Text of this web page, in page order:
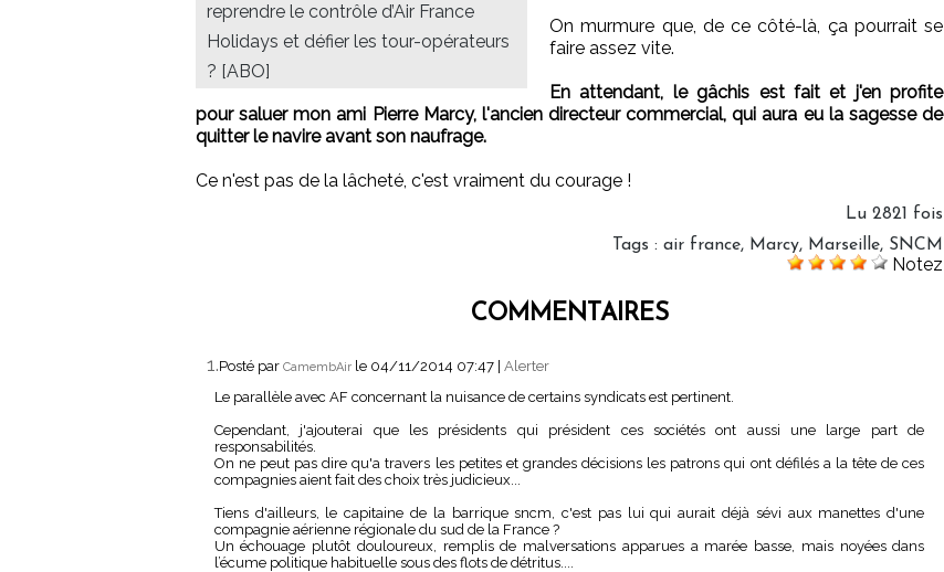
reprendre le contrôle d’Air France
Holidays et défier les tour-opérateurs
? [ABO]
On murmure que, de ce côté-là, ça pourrait se
faire assez vite.
En attendant, le gâchis est fait et j'en profite
pour saluer mon ami Pierre Marcy, l'ancien directeur commercial, qui aura eu la sagesse de
quitter le navire avant son naufrage.
Ce n'est pas de la lâcheté, c'est vraiment du courage !
Lu 2821 fois
Tags : air france, Marcy, Marseille, SNCM
Notez
COMMENTAIRES
1.Posté par CamembAir le 04/11/2014 07:47 Alerter
Le parallèle avec AF concernant la nuisance de certains syndicats est pertinent.
Cependant, j'ajouterai que les présidents qui président ces sociétés ont aussi une large part de
responsabilités.
On ne peut pas dire qu'a travers les petites et grandes décisions les patrons qui ont défilés a la tête de ces
compagnies aient fait des choix très judicieux...
Tiens d'ailleurs, le capitaine de la barrique sncm, c'est pas lui qui aurait déjà sévi aux manettes d'une
compagnie aérienne régionale du sud de la France ?
Un échouage plutôt douloureux, remplis de malversations apparues a marée basse, mais noyées dans
l’écume politique habituelle sous des flots de détritus....